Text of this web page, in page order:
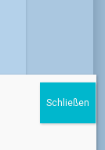
Schließen